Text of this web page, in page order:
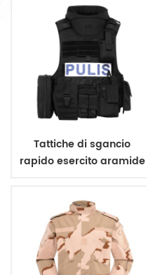
Tattiche di sgancio
rapido esercito aramide